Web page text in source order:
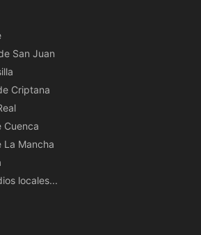
San Juan
Criptana
Cuenca
La Mancha
locales...